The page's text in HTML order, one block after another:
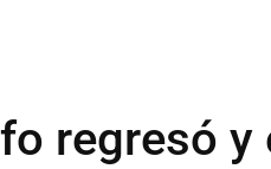
regresó